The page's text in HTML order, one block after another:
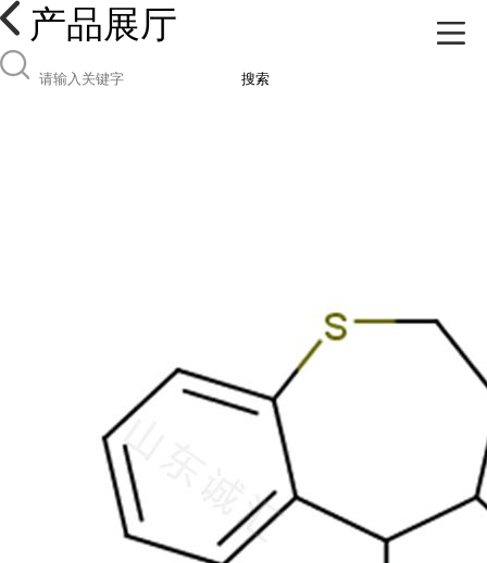
产品展厅
搜索